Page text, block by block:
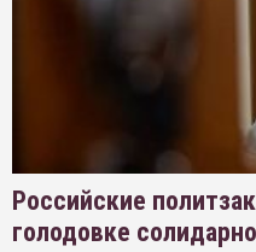
Российские
голодовке